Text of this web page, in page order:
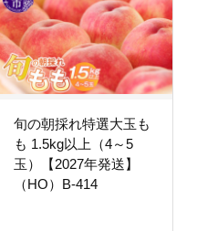
旬の朝採れ特選大玉も
も 1.5kg以上（4～5
玉）【2027年発送】
（HO）B-414